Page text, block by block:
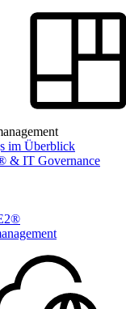
im Überblick
& IT Governance